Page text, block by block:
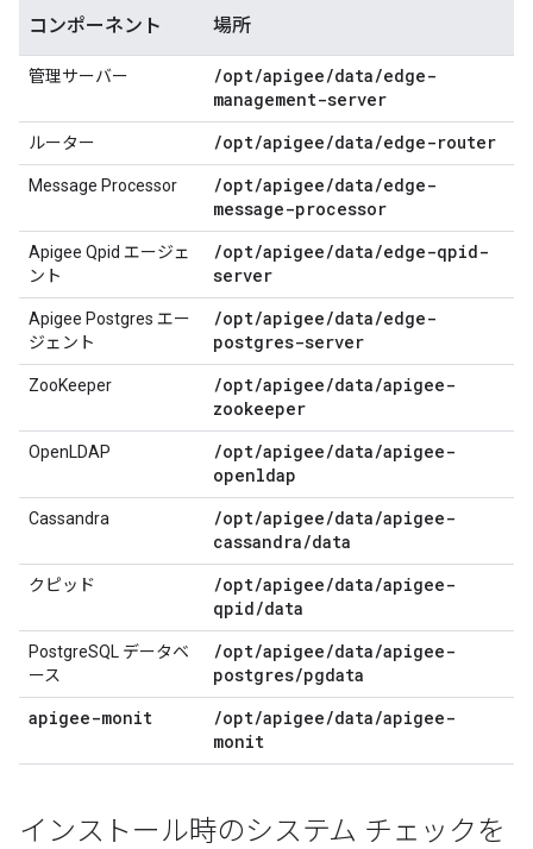
コンポーネント 場所
管理サーバー /opt/apigee/data/edge-
management-server
ルーター /opt/apigee/data/edge-router
Message Processor /opt/apigee/data/edge-
message-processor
Apigee Qpid エージェ
ント
/opt/apigee/data/edge-qpid-
server
Apigee Postgres エー
ジェント
/opt/apigee/data/edge-
postgres-server
ZooKeeper /opt/apigee/data/apigee-
zookeeper
OpenLDAP /opt/apigee/data/apigee-
openldap
Cassandra /opt/apigee/data/apigee-
cassandra/data
クピッド /opt/apigee/data/apigee-
qpid/data
PostgreSQL データベ
ース
/opt/apigee/data/apigee-
postgres/pgdata
apigee-monit
/opt/apigee/data/apigee-
monit
インストール時のシステム チェックを